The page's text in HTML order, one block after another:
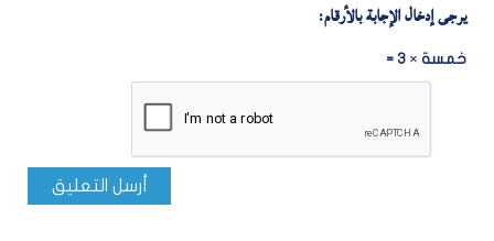
يرجى إدخال الإجابة بالأرقام:
خمسة × 3 =
أرسل التعليق